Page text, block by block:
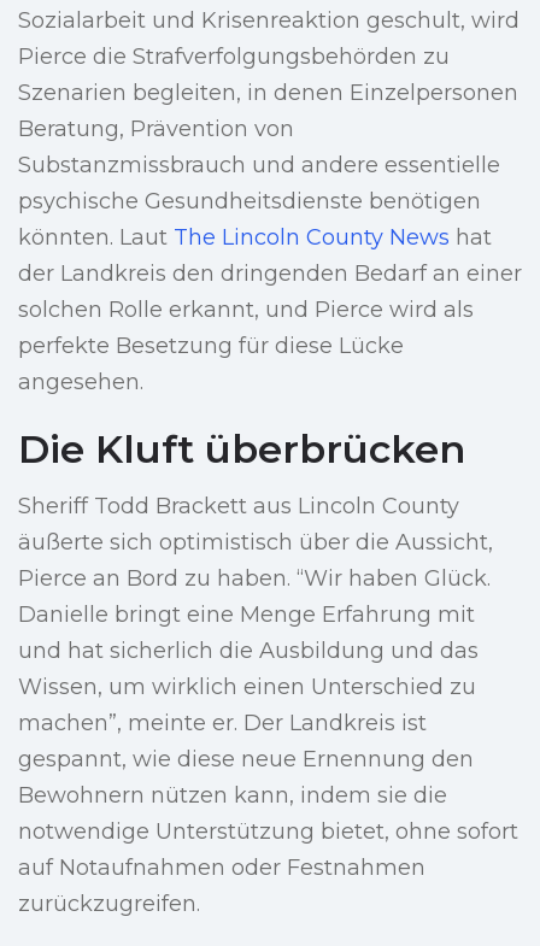
Sozialarbeit und Krisenreaktion geschult, wird
Pierce die Strafverfolgungsbehörden zu
Szenarien begleiten, in denen Einzelpersonen
Beratung, Prävention von
Substanzmissbrauch und andere essentielle
psychische Gesundheitsdienste benötigen
könnten. Laut The Lincoln County News hat
der Landkreis den dringenden Bedarf an einer
solchen Rolle erkannt, und Pierce wird als
perfekte Besetzung für diese Lücke
angesehen.
Die Kluft überbrücken
Sheriff Todd Brackett aus Lincoln County
äußerte sich optimistisch über die Aussicht,
Pierce an Bord zu haben. “Wir haben Glück.
Danielle bringt eine Menge Erfahrung mit
und hat sicherlich die Ausbildung und das
Wissen, um wirklich einen Unterschied zu
machen”, meinte er. Der Landkreis ist
gespannt, wie diese neue Ernennung den
Bewohnern nützen kann, indem sie die
notwendige Unterstützung bietet, ohne sofort
auf Notaufnahmen oder Festnahmen
zurückzugreifen.